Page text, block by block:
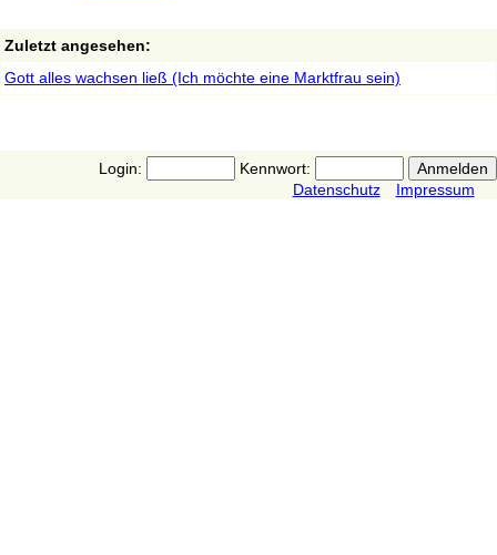
Zuletzt angesehen:
Gott alles wachsen ließ (Ich möchte eine Marktfrau sein)
Login:
Kennwort:
Datenschutz
Impressum